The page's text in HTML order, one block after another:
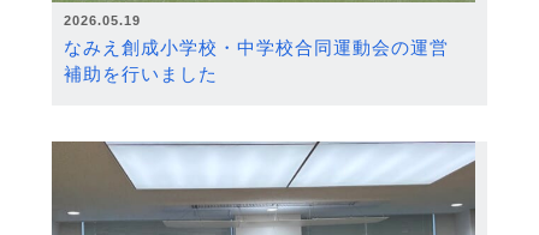
2026.05.19
なみえ創成小学校・中学校合同運動会の運営
補助を行いました